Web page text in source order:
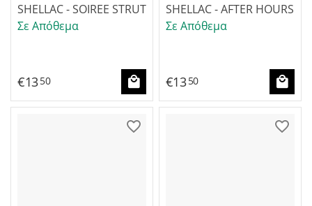
SHELLAC - SOIREE STRUT
Σε Απόθεμα
€1350
SHELLAC - AFTER HOURS
Σε Απόθεμα
€1350